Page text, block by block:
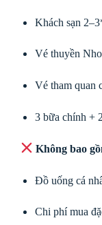
Khách sạn
Vé thuyền
Vé tham quan
3 bữa chính +
Không bao
Đồ uống cá
Chi phí mua